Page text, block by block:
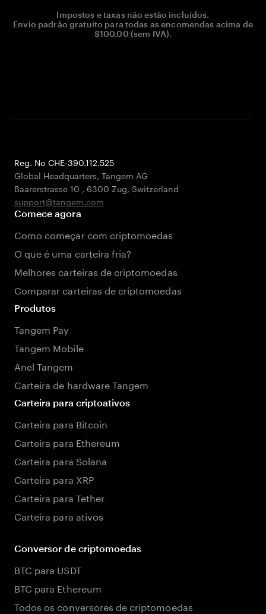
Impostos e taxas não estão incluídos.
Envio padrão gratuito para todas as encomendas acima de
$100.00 (sem IVA).
Reg. No CHE-390.112.525
Global Headquarters, Tangem AG
Baarerstrasse 10 , 6300 Zug, Switzerland
support@tangem.com
Comece agora
Como começar com criptomoedas
O que é uma carteira fria?
Melhores carteiras de criptomoedas
Comparar carteiras de criptomoedas
Produtos
Tangem Pay
Tangem Mobile
Anel Tangem
Carteira de hardware Tangem
Carteira para criptoativos
Carteira para Bitcoin
Carteira para Ethereum
Carteira para Solana
Carteira para XRP
Carteira para Tether
Carteira para ativos
Conversor de criptomoedas
BTC para USDT
BTC para Ethereum
Todos os conversores de criptomoedas